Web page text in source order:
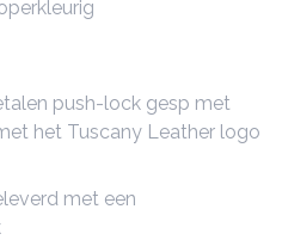
push-lock gesp met
het Tuscany Leather logo
met een